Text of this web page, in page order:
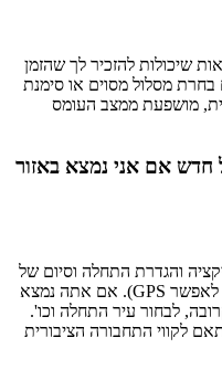
שיכולות להזכיר לך שהזמן
מסלול מסוים או סימנת
מושפעת ממצב העומס
חדש אם אני נמצא באזור
והגדרת התחלה וסיום של
המסלול בכל נקודת מיקום (מומלץ לאפשר GPS). אם אתה נמצא
לבחור עיר התחלה וכו'.
לקווי התחבורה הציבורית